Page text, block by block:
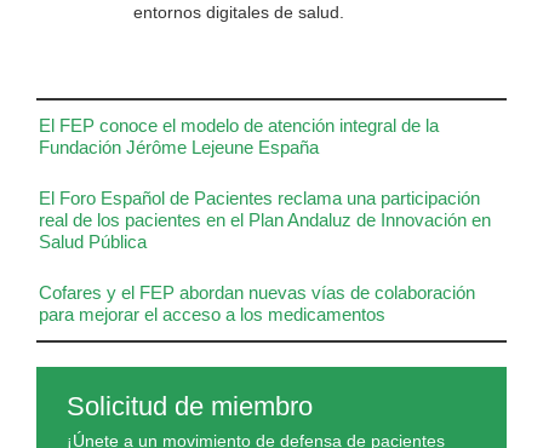
El FEP conoce el modelo de atención integral de la
Fundación Jérôme Lejeune España
El Foro Español de Pacientes reclama una participación
real de los pacientes en el Plan Andaluz de Innovación en
Salud Pública
Cofares y el FEP abordan nuevas vías de colaboración
para mejorar el acceso a los medicamentos
Solicitud de miembro
¡Únete a un movimiento de defensa de pacientes
entornos digitales de salud.